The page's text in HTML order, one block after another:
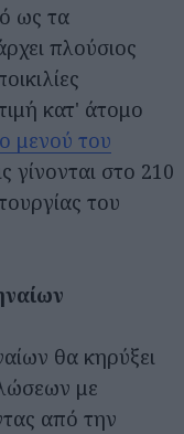
ως τα
πλούσιος
κατ' άτομο
μενού του
γίνονται στο 210
του
θα κηρύξει
με
από την